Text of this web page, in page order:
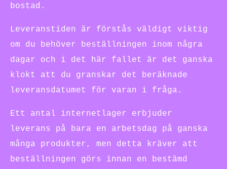
bostad.
Leveranstiden är förstås väldigt viktig
om du behöver beställningen inom några
dagar och i det här fallet är det ganska
klokt att du granskar det beräknade
leveransdatumet för varan i fråga.
Ett antal internetlager erbjuder
leverans på bara en arbetsdag på ganska
många produkter, men detta kräver att
beställningen görs innan en bestämd